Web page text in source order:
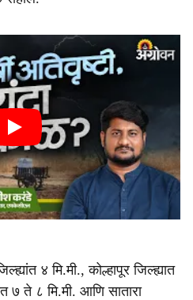
४ मि.मी., कोल्हापूर जिल्ह्यात
७ ते ८ मि.मी. आणि सातारा